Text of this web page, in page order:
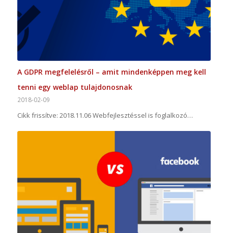
A GDPR megfelelésről – amit mindenképpen meg kell
tenni egy weblap tulajdonosnak
2018-02-09
Cikk frissítve: 2018.11.06 Webfejlesztéssel is foglalkozó…